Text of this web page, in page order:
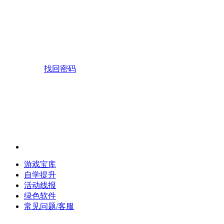
找回密码
游戏宝库
自学提升
活动线报
绿色软件
常见问题/客服